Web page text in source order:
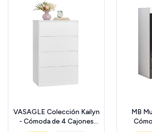
VASAGLE Colección Kailyn
- Cómoda de 4 Cajones
MB